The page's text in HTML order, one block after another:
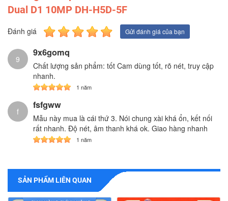
Dual D1 10MP DH-H5D-5F
Đánh giá Gửi đánh giá của bạn
9
9x6gomq
Chất lượng sản phẩm: tốt Cam dùng tốt, rõ nét, truy cập
nhanh.
1 năm
f
fsfgww
Mẫu này mua là cái thứ 3. Nói chung xài khá ổn, kết nối
rất nhanh. Độ nét, âm thanh khá ok. Giao hàng nhanh
1 năm
SẢN PHẨM LIÊN QUAN